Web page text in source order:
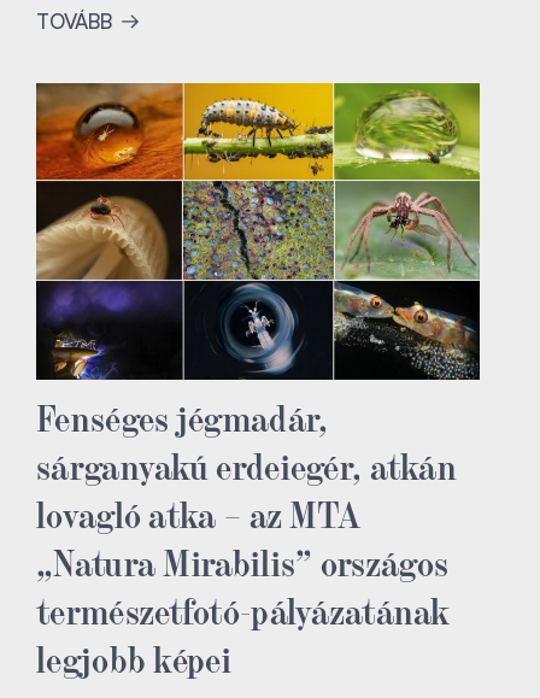
TOVÁBB
Fenséges jégmadár,
sárganyakú erdeiegér, atkán
lovagló atka – az MTA
„Natura Mirabilis” országos
természetfotó-pályázatának
legjobb képei